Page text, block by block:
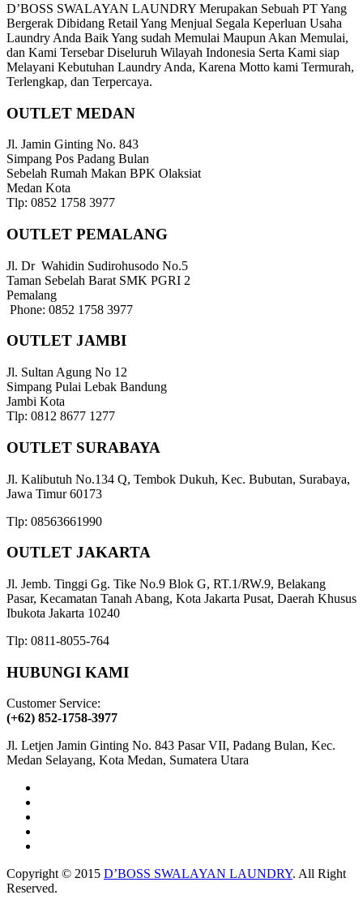
D’BOSS SWALAYAN LAUNDRY Merupakan Sebuah PT Yang
Bergerak Dibidang Retail Yang Menjual Segala Keperluan Usaha
Laundry Anda Baik Yang sudah Memulai Maupun Akan Memulai,
dan Kami Tersebar Diseluruh Wilayah Indonesia Serta Kami siap
Melayani Kebutuhan Laundry Anda, Karena Motto kami Termurah,
Terlengkap, dan Terpercaya.
OUTLET MEDAN
Jl. Jamin Ginting No. 843
Simpang Pos Padang Bulan
Sebelah Rumah Makan BPK Olaksiat
Medan Kota
Tlp: 0852 1758 3977
OUTLET PEMALANG
Jl. Dr Wahidin Sudirohusodo No.5
Taman Sebelah Barat SMK PGRI 2
Pemalang
Phone: 0852 1758 3977
OUTLET JAMBI
Jl. Sultan Agung No 12
Simpang Pulai Lebak Bandung
Jambi Kota
Tlp: 0812 8677 1277
OUTLET SURABAYA
Jl. Kalibutuh No.134 Q, Tembok Dukuh, Kec. Bubutan, Surabaya,
Jawa Timur 60173
Tlp: 08563661990
OUTLET JAKARTA
Jl. Jemb. Tinggi Gg. Tike No.9 Blok G, RT.1/RW.9, Belakang
Pasar, Kecamatan Tanah Abang, Kota Jakarta Pusat, Daerah Khusus
Ibukota Jakarta 10240
Tlp: 0811-8055-764
HUBUNGI KAMI
Customer Service:
(+62) 852-1758-3977
Jl. Letjen Jamin Ginting No. 843 Pasar VII, Padang Bulan, Kec.
Medan Selayang, Kota Medan, Sumatera Utara
Copyright © 2015 D’BOSS SWALAYAN LAUNDRY. All Right
Reserved.